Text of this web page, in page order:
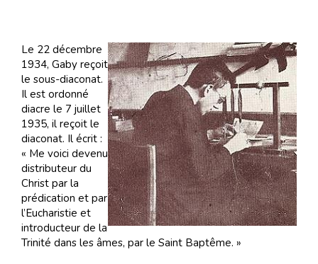
Le 22 décembre
1934, Gaby reçoit
le sous-diaconat.
Il est ordonné
diacre le 7 juillet
1935, il reçoit le
diaconat. Il écrit :
« Me voici devenu
distributeur du
Christ par la
prédication et par
l’Eucharistie et
introducteur de la
Trinité dans les âmes, par le Saint Baptême. »